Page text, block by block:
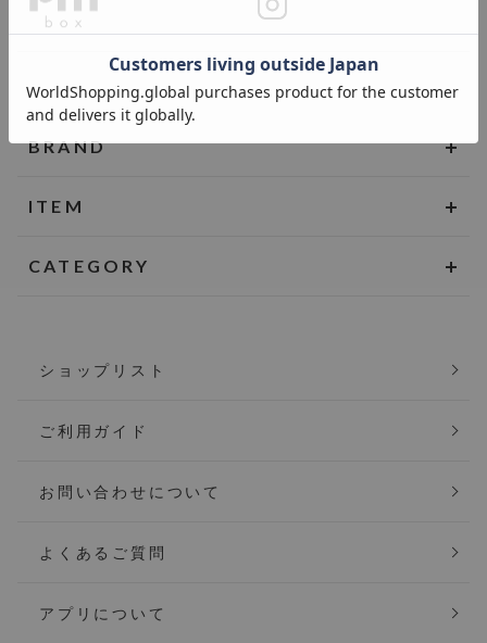
BRAND
ITEM
CATEGORY
ショップリスト
ご利用ガイド
お問い合わせについて
よくあるご質問
アプリについて